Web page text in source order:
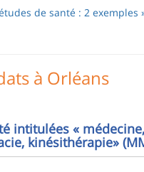
de santé : 2 exemples
à Orléans
intitulées « médecine,
kinésithérapie»